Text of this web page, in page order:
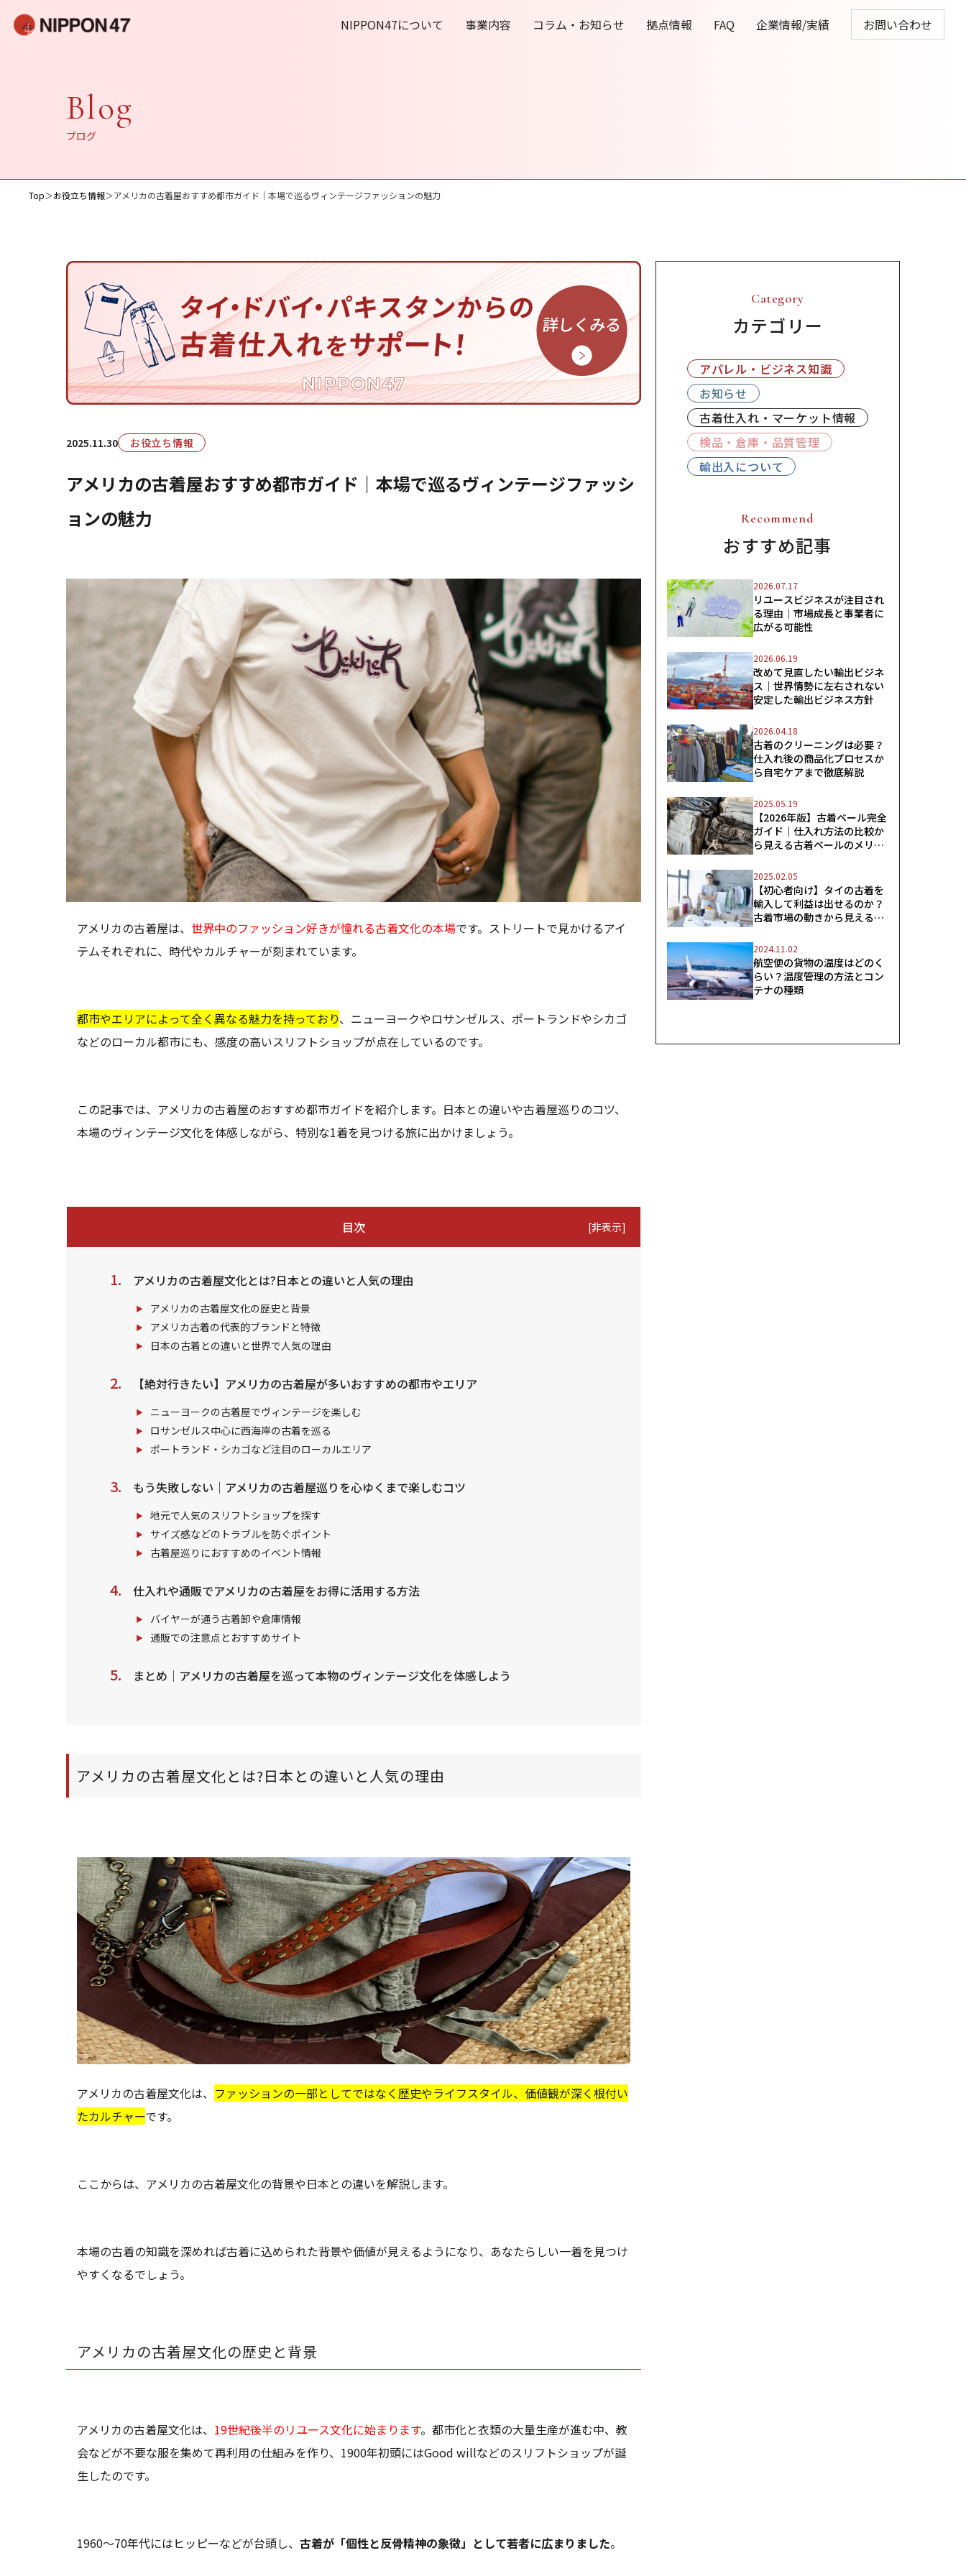
NIPPON47について 事業内容 コラム・お知らせ 拠点情報 FAQ 企業情報/実績 お問い合わせ
Blog
ブログ
Top＞お役立ち情報＞アメリカの古着屋おすすめ都市ガイド｜本場で巡るヴィンテージファッションの魅力
2025.11.30 お役立ち情報
アメリカの古着屋おすすめ都市ガイド｜本場で巡るヴィンテージファッシ
ョンの魅力
アメリカの古着屋は、 世界中のファッション好きが憧れる古着文化の本場です。ストリートで見かけるアイ
テムそれぞれに、時代やカルチャーが刻まれています。
都市やエリアによって全く異なる魅力を持っており、ニューヨークやロサンゼルス、ポートランドやシカゴ
などのローカル都市にも、感度の高いスリフトショップが点在しているのです。
この記事では、アメリカの古着屋のおすすめ都市ガイドを紹介します。日本との違いや古着屋巡りのコツ、
本場のヴィンテージ文化を体感しながら、特別な1着を見つける旅に出かけましょう。
目次 [非表示]
アメリカの古着屋文化とは?日本との違いと人気の理由
アメリカの古着屋文化の歴史と背景
アメリカ古着の代表的ブランドと特徴
日本の古着との違いと世界で人気の理由
【絶対行きたい】アメリカの古着屋が多いおすすめの都市やエリア
ニューヨークの古着屋でヴィンテージを楽しむ
ロサンゼルス中心に西海岸の古着を巡る
ポートランド・シカゴなど注目のローカルエリア
もう失敗しない｜アメリカの古着屋巡りを心ゆくまで楽しむコツ
地元で人気のスリフトショップを探す
サイズ感などのトラブルを防ぐポイント
古着屋巡りにおすすめのイベント情報
仕入れや通販でアメリカの古着屋をお得に活用する方法
バイヤーが通う古着卸や倉庫情報
通販での注意点とおすすめサイト
まとめ｜アメリカの古着屋を巡って本物のヴィンテージ文化を体感しよう
アメリカの古着屋文化とは?日本との違いと人気の理由
アメリカの古着屋文化は、 ファッションの一部としてではなく歴史やライフスタイル、価値観が深く根付い
たカルチャーです。
ここからは、アメリカの古着屋文化の背景や日本との違いを解説します。
本場の古着の知識を深めれば古着に込められた背景や価値が見えるようになり、あなたらしい一着を見つけ
やすくなるでしょう。
アメリカの古着屋文化の歴史と背景
アメリカの古着屋文化は、 19世紀後半のリユース文化に始まります。都市化と衣類の大量生産が進む中、教
会などが不要な服を集めて再利用の仕組みを作り、1900年初頭にはGood willなどのスリフトショップが誕
生したのです。
1960〜70年代にはヒッピーなどが台頭し、 古着が「個性と反骨精神の象徴」として若者に広まりました。
Category
カテゴリー
アパレル・ビジネス知識
お知らせ
古着仕入れ・マーケット情報
検品・倉庫・品質管理
輸出入について
Recommend
おすすめ記事
2026.07.17
リユースビジネスが注目され
る理由｜市場成長と事業者に
広がる可能性
2026.06.19
改めて見直したい輸出ビジネ
ス｜世界情勢に左右されない
安定した輸出ビジネス方針
2026.04.18
古着のクリーニングは必要？
仕入れ後の商品化プロセスか
ら自宅ケアまで徹底解説
2025.05.19
【2026年版】古着ベール完全
ガイド｜仕入れ方法の比較か
ら見える古着ベールのメリッ
2025.02.05
【初心者向け】タイの古着を
輸入して利益は出せるのか？
古着市場の動きから見えるス
2024.11.02
航空便の貨物の温度はどのく
らい？温度管理の方法とコン
テナの種類